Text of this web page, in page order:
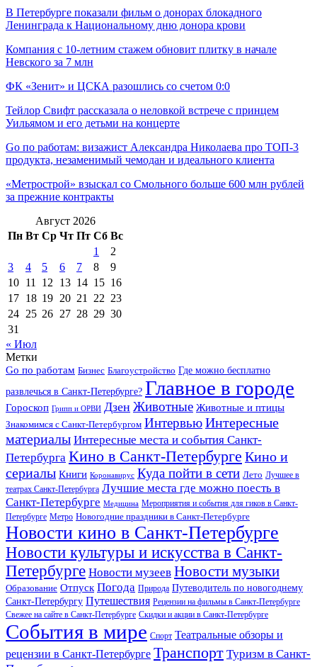
В Петербурге показали фильм о донорах блокадного
Ленинграда к Национальному дню донора крови
Компания с 10-летним стажем обновит плитку в начале
Невского за 7 млн
ФК «Зенит» и ЦСКА разошлись со счетом 0:0
Тейлор Свифт рассказала о неловкой встрече с принцем
Уильямом и его детьми на концерте
Go по работам: визажист Александра Николаева про ТОП-3
продукта, незаменимый чемодан и идеального клиента
«Метрострой» взыскал со Смольного больше 600 млн рублей
за прежние контракты
Август 2026
Пн Вт Ср Чт Пт Сб Вс
1
2
3
4 5 6 7 8
9
10 11 12 13 14 15 16
17 18 19 20 21 22 23
24 25 26 27 28 29 30
31
« Июл
Метки
Go по работам Бизнес Благоустройство Где можно бесплатно
развлечься в Санкт-Петербурге? Главное в городе
Гороскоп Грипп и ОРВИ Дзен Животные Животные и птицы
Знакомимся с Санкт-Петербургом ИнтервьюИнтересные
материалы Интересные места и события Санкт-
Петербурга Кино в Санкт-Петербурге Кино и
сериалы Книги Коронавирус Куда пойти в сети Лето Лучшее в
театрах Санкт-Петербурга Лучшие места где можно поесть в
Санкт-Петербурге Медицина Мероприятия и события для гиков в Санкт-
Петербурге Метро Новогодние праздники в Санкт-Петербурге
Новости кино в Санкт-Петербурге
Новости культуры и искусства в Санкт-
Петербурге Новости музеев Новости музыки
Образование Отпуск Погода Природа Путеводитель по новогоднему
Санкт-Петербургу Путешествия Рецензии на фильмы в Санкт-Петербурге
Свежее на сайте в Санкт-Петербурге Скидки и акции в Санкт-Петербурге
События в мире Спорт Театральные обзоры и
рецензии в Санкт-Петербурге Транспорт Туризм в Санкт-